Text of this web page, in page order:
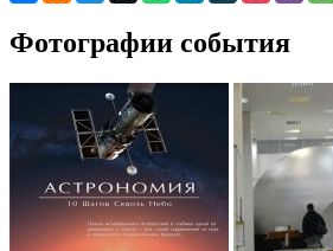
Фотографии события